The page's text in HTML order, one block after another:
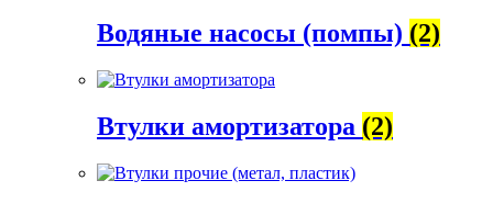
Водяные насосы (помпы) (2)
Втулки амортизатора (2)